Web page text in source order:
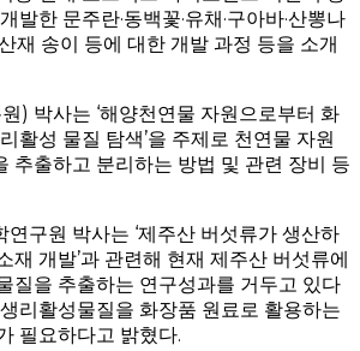
발한 문주란·동백꽃·유채·구아바·산뽕나
재 송이 등에 대한 개발 과정 등을 소개
) 박사는 ‘해양천연물 자원으로부터 화
활성 물질 탐색’을 주제로 천연물 자원
추출하고 분리하는 방법 및 관련 장비 등
구원 박사는 ‘제주산 버섯류가 생산하
재 개발’과 관련해 현재 제주산 버섯류에
질을 추출하는 연구성과를 거두고 있다
리활성물질을 화장품 원료로 활용하는
필요하다고 밝혔다.